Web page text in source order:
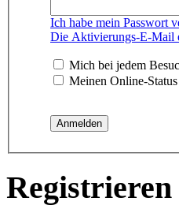
Ich habe mein Passwort
Die Aktivierungs-E-Mail
Mich bei jedem
Meinen Online-
Registrieren